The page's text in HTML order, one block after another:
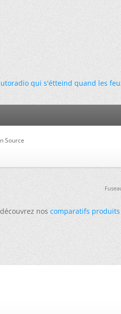
qui s'étteind quand les
Source
noscomparatifs produits